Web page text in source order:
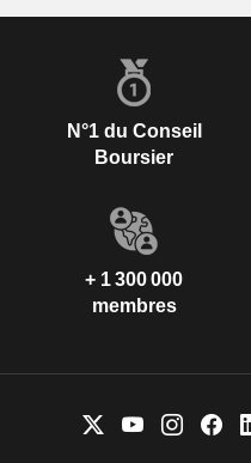
N°1 du Conseil
Boursier
+ 1 300 000
membres